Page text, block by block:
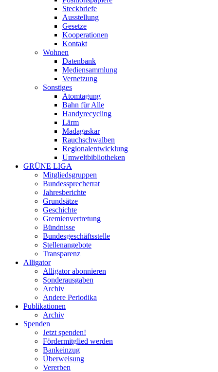
Steckbriefe
Ausstellung
Gesetze
Kooperationen
Kontakt
Wohnen
Datenbank
Mediensammlung
Vernetzung
Sonstiges
Atomtagung
Bahn für Alle
Handyrecycling
Lärm
Madagaskar
Rauchschwalben
Regionalentwicklung
Umweltbibliotheken
GRÜNE LIGA
Mitgliedsgruppen
Bundessprecherrat
Jahresberichte
Grundsätze
Geschichte
Gremienvertretung
Bündnisse
Bundesgeschäftsstelle
Stellenangebote
Transparenz
Alligator
Alligator abonnieren
Sonderausgaben
Archiv
Andere Periodika
Publikationen
Archiv
Spenden
Jetzt spenden!
Fördermitglied werden
Bankeinzug
Überweisung
Vererben